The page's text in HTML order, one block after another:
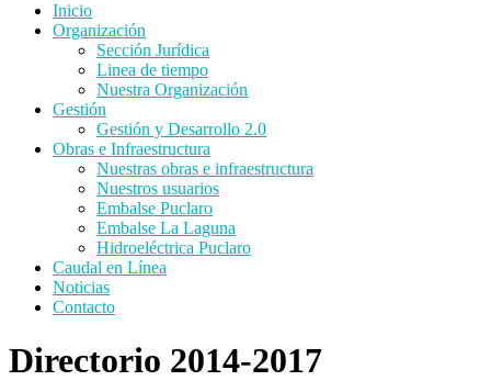
Inicio
Organización
Sección Jurídica
Linea de tiempo
Nuestra Organización
Gestión
Gestión y Desarrollo 2.0
Obras e Infraestructura
Nuestras obras e infraestructura
Nuestros usuarios
Embalse Puclaro
Embalse La Laguna
Hidroeléctrica Puclaro
Caudal en Línea
Noticias
Contacto
Directorio 2014-2017